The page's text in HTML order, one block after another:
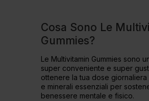
Cosa Sono Le
Gummies?
Le Multivitamin Gummies sono
super conveniente e super
ottenere la tua dose giornaliera
e minerali essenziali per
benessere mentale e fisico.